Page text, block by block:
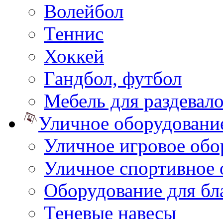
Волейбол
Теннис
Хоккей
Гандбол, футбол
Мебель для
Уличное
Уличное игровое
Уличное спортивное
Оборудование для
Теневые навесы